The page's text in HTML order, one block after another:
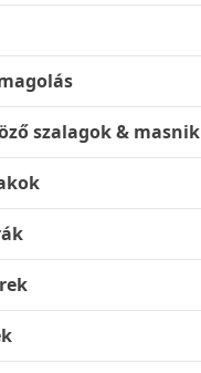
szalagok & masnik